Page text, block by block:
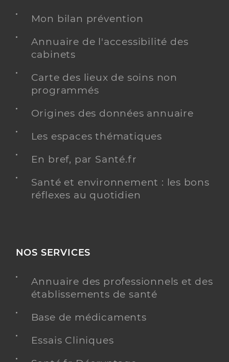
Mon bilan prévention
Annuaire de l'accessibilité des
cabinets
Carte des lieux de soins non
programmés
Origines des données annuaire
Les espaces thématiques
En bref, par Santé.fr
Santé et environnement : les bons
réflexes au quotidien
NOS SERVICES
Annuaire des professionnels et des
établissements de santé
Base de médicaments
Essais Cliniques